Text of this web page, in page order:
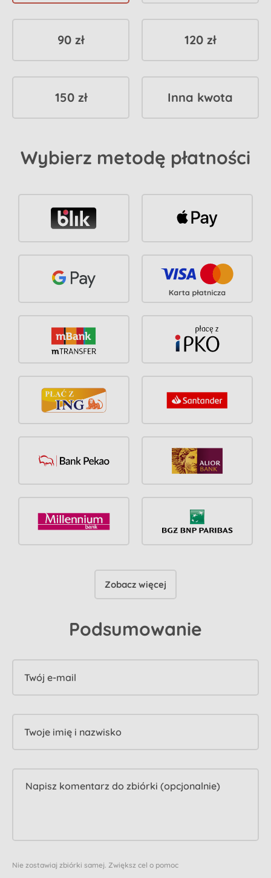
90 zł 120 zł
150 zł Inna kwota
Wybierz metodę płatności
Zobacz więcej
Podsumowanie
Twój e-mail
Twoje imię i nazwisko
Nie zostawiaj zbiórki samej. Zwiększ cel o pomoc